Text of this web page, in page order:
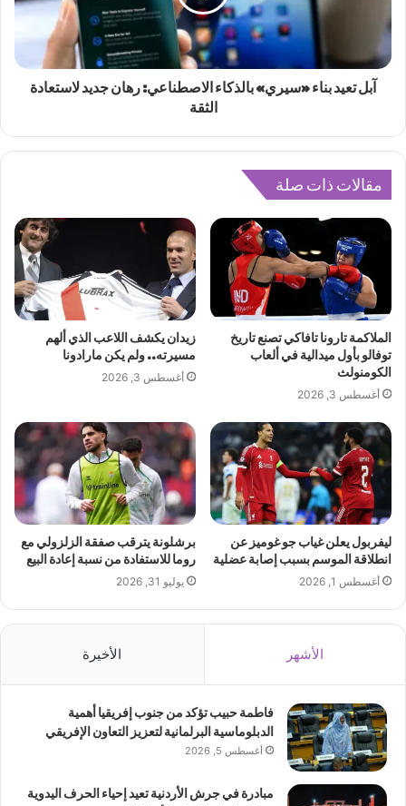
آبل تعيد بناء «سيري» بالذكاء الاصطناعي: رهان جديد لاستعادة
الثقة
مقالات ذات صلة
الملاكمة تارونا تافاكي تصنع تاريخ
توفالو بأول ميدالية في ألعاب
الكومنولث
أغسطس 3, 2026
زيدان يكشف اللاعب الذي ألهم
مسيرته.. ولم يكن مارادونا
أغسطس 3, 2026
ليفربول يعلن غياب جو غوميز عن
انطلاقة الموسم بسبب إصابة عضلية
أغسطس 1, 2026
برشلونة يترقب صفقة الزلزولي مع
روما للاستفادة من نسبة إعادة البيع
يوليو 31, 2026
الأشهر الأخيرة
فاطمة حبيب تؤكد من جنوب إفريقيا أهمية
الدبلوماسية البرلمانية لتعزيز التعاون الإفريقي
أغسطس 5, 2026
مبادرة في جرش الأردنية تعيد إحياء الحرف اليدوية